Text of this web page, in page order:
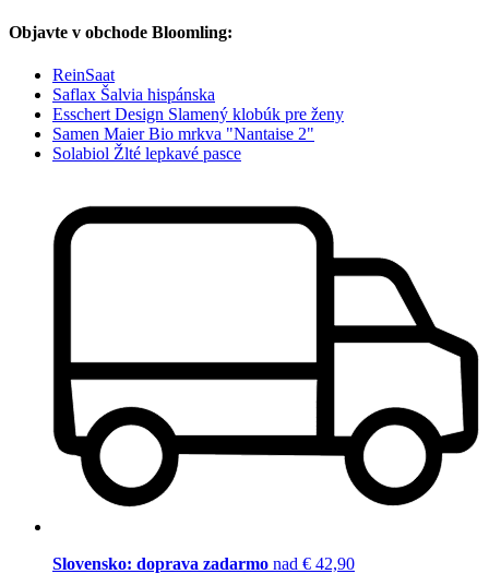
Objavte v obchode Bloomling:
ReinSaat
Saflax Šalvia hispánska
Esschert Design Slamený klobúk pre ženy
Samen Maier Bio mrkva "Nantaise 2"
Solabiol Žlté lepkavé pasce
Slovensko: doprava zadarmo nad € 42,90